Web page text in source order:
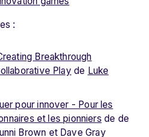
:
Breakthrough
Play de Luke
pour innover - Pour les
et les pionniers de de
Brown et Dave Gray